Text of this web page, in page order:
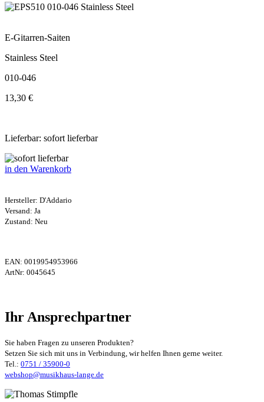
E-Gitarren-Saiten
Stainless Steel
010-046
13,30 €
Lieferbar: sofort lieferbar
in den Warenkorb
Hersteller: D'Addario
Versand: Ja
Zustand: Neu
EAN: 0019954953966
ArtNr: 0045645
Ihr Ansprechpartner
Sie haben Fragen zu unseren Produkten?
Setzen Sie sich mit uns in Verbindung, wir helfen Ihnen gerne weiter.
Tel.: 0751 / 35900-0
webshop@musikhaus-lange.de